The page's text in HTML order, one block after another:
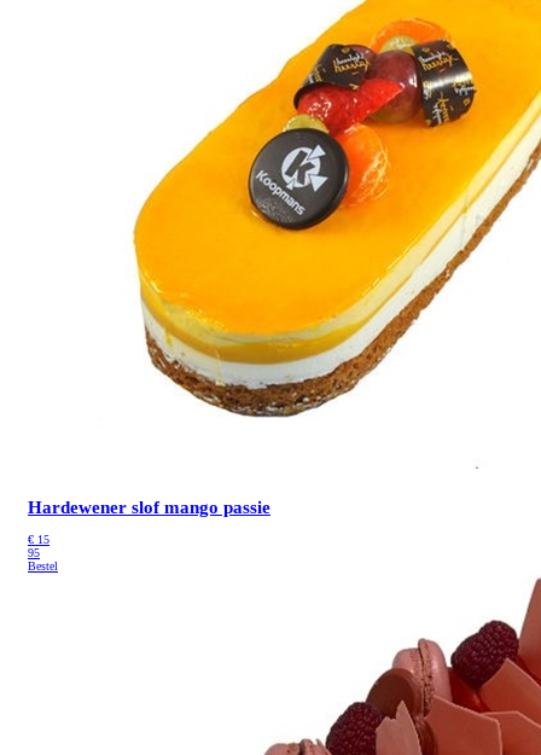
Hardewener slof mango passie
€ 15
95
Bestel